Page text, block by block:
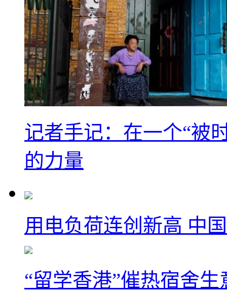
记者手记：在一个“被
的力量
用电负荷连创新高 中
“留学香港”催热宿舍